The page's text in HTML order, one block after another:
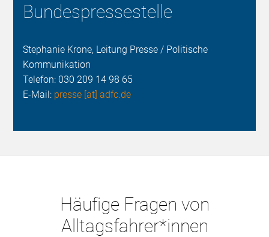
Bundespressestelle
Stephanie Krone, Leitung Presse / Politische
Kommunikation
Telefon: 030 209 14 98 65
E-Mail: presse [at] adfc.de
Häufige Fragen von
Alltagsfahrer*innen